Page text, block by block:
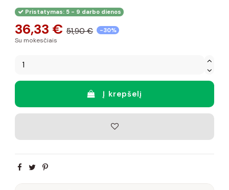
Pristatymas: 5 - 9 darbo dienos
36,33 € 51,90 € -30%
Su mokesčiais
Į krepšelį